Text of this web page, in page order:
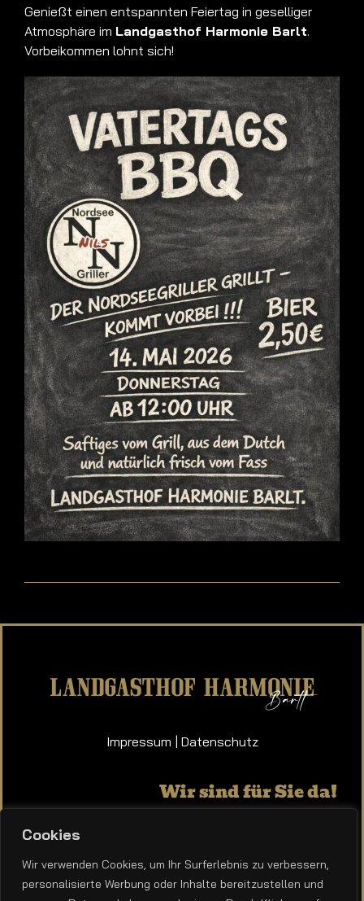
Cookies
Wir verwenden Cookies, um Ihr Surferlebnis zu verbessern,
personalisierte Werbung oder Inhalte bereitzustellen und
Genießt einen entspannten Feiertag in geselliger
Atmosphäre im Landgasthof Harmonie Barlt.
Vorbeikommen lohnt sich!
Impressum Datenschutz
Wir sind für Sie da!
Dienstag bis Sonntag ab 17:00 Uhr
Dorfstraße 13 | 25719 Barlt